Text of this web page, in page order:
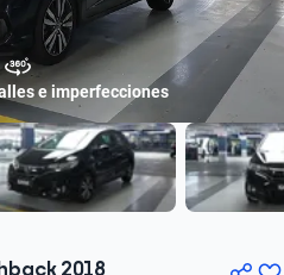
e imperfecciones
2018